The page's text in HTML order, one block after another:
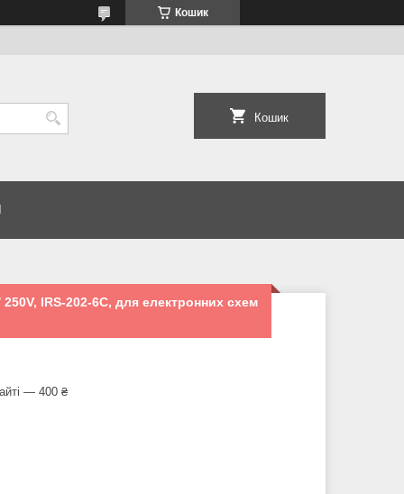
Кошик
Кошик
IRS-202-6C, для електронних схем
— 400 ₴